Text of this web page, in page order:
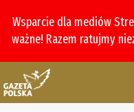
Wsparcie dla mediów
ważne! Razem ratujmy